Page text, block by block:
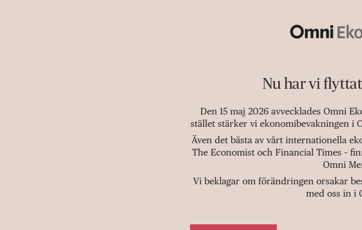
Nu har vi
Den 15 maj 2026 avvecklades Omni
stället stärker vi ekonomibevakningen i
Även det bästa av vårt internationella
The Economist och Financial Times –
Omni
Vi beklagar om förändringen orsakar
med oss in i